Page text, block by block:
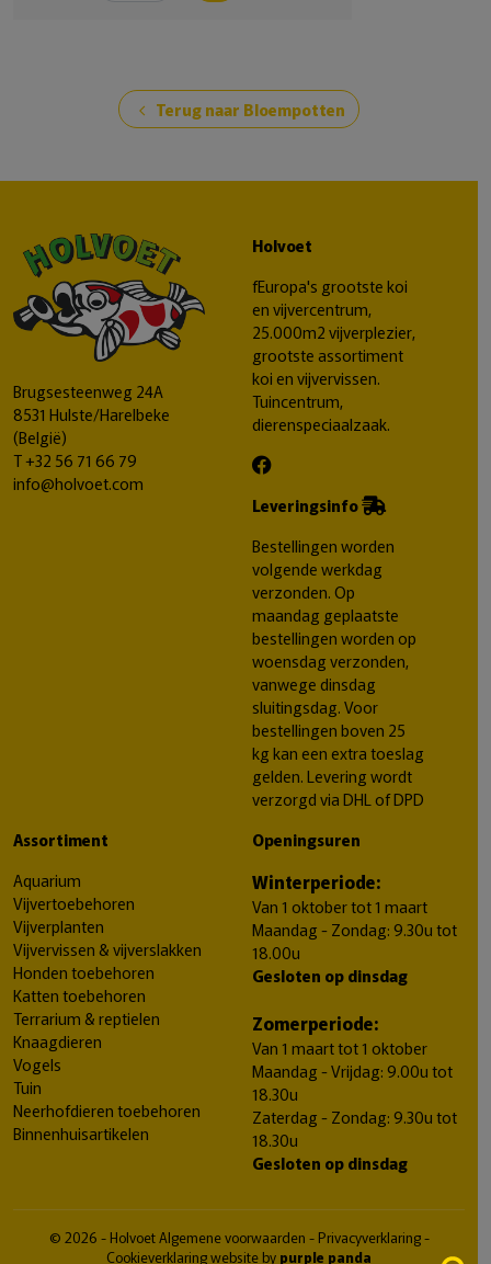
chevron_left Terug naar Bloempotten
Brugsesteenweg 24A
8531 Hulste/Harelbeke
(België)
T+32 56 71 66 79
info@holvoet.com
Holvoet
fEuropa's grootste koi
en vijvercentrum,
25.000m2 vijverplezier,
grootste assortiment
koi en vijvervissen.
Tuincentrum,
dierenspeciaalzaak.
Leveringsinfo
Bestellingen worden
volgende werkdag
verzonden. Op
maandag geplaatste
bestellingen worden op
woensdag verzonden,
vanwege dinsdag
sluitingsdag. Voor
bestellingen boven 25
kg kan een extra toeslag
gelden. Levering wordt
verzorgd via DHL of DPD
Assortiment
Aquarium
Vijvertoebehoren
Vijverplanten
Vijvervissen & vijverslakken
Honden toebehoren
Katten toebehoren
Terrarium & reptielen
Knaagdieren
Vogels
Tuin
Neerhofdieren toebehoren
Binnenhuisartikelen
Openingsuren
Winterperiode:
Van 1 oktober tot 1 maart
Maandag - Zondag: 9.30u tot
18.00u
Gesloten op dinsdag
Zomerperiode:
Van 1 maart tot 1 oktober
Maandag - Vrijdag: 9.00u tot
18.30u
Zaterdag - Zondag: 9.30u tot
18.30u
Gesloten op dinsdag
© 2026 - HolvoetAlgemene voorwaarden - Privacyverklaring-
Cookieverklaringwebsite by purple panda